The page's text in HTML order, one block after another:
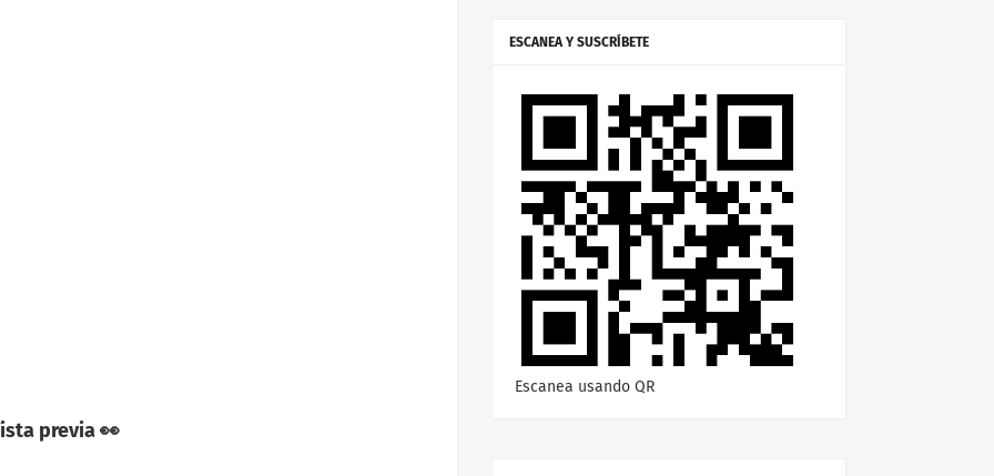
previa 👀
ESCANEA Y SUSCRÍBETE
Escanea usando QR